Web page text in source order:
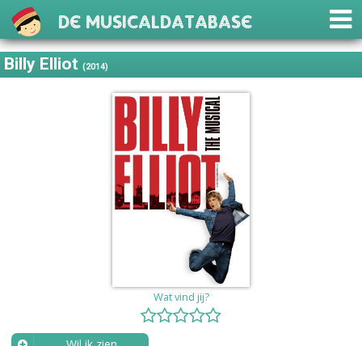
De Musicaldatabase
Billy Elliot(2014)
Wat vind jij?